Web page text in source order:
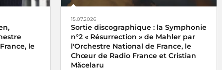
le
15.07.2026
Sortie discographique : la Symphonie
n°2 « Résurrection » de Mahler par
l'Orchestre National de France, le
Chœur de Radio France et Cristian
Măcelaru